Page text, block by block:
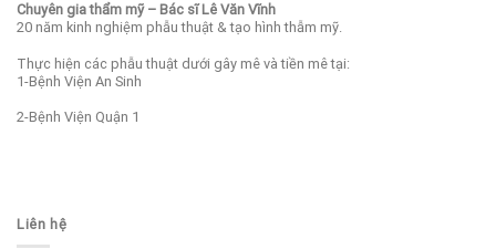
Chuyên gia thẩm mỹ – Bác sĩ Lê Văn Vĩnh
20 năm kinh nghiệm phẫu thuật & tạo hình thẫm mỹ.
Thực hiện các phẫu thuật dưới gây mê và tiền mê tại:
1-Bệnh Viện An Sinh
2-Bệnh Viện Quận 1
Liên hệ